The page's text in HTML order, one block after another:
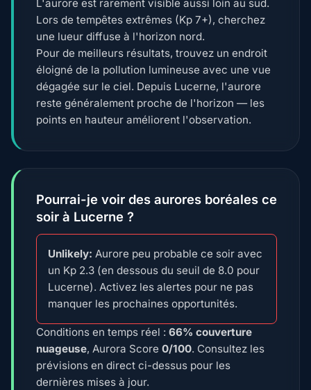
L'aurore est rarement visible aussi loin au sud.
Lors de tempêtes extrêmes (Kp 7+), cherchez
une lueur diffuse à l'horizon nord.
Pour de meilleurs résultats, trouvez un endroit
éloigné de la pollution lumineuse avec une vue
dégagée sur le ciel. Depuis Lucerne, l'aurore
reste généralement proche de l'horizon — les
points en hauteur améliorent l'observation.
Pourrai-je voir des aurores boréales ce
soir à Lucerne ?
Unlikely: Aurore peu probable ce soir avec
un Kp 2.3 (en dessous du seuil de 8.0 pour
Lucerne). Activez les alertes pour ne pas
manquer les prochaines opportunités.
Conditions en temps réel : 66% couverture
nuageuse, Aurora Score 0/100. Consultez les
prévisions en direct ci-dessus pour les
dernières mises à jour.